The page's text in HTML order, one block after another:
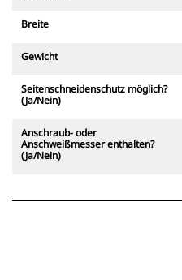
Breite
Gewicht
Seitenschneidenschutz möglich?
(Ja/Nein)
Anschraub- oder
Anschweißmesser enthalten?
(Ja/Nein)